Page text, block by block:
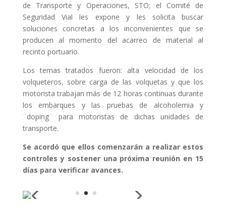
de Transporte y Operaciones, STO; el Comité de
Seguridad Vial les expone y les solicita buscar
soluciones concretas a los inconvenientes que se
producen al momento del acarreo de material al
recinto portuario.
Los temas tratados fueron: alta velocidad de los
volqueteros, sobre carga de las volquetas y que los
motorista trabajan más de 12 horas continuas durante
los embarques y las pruebas de alcoholemia y
¨doping¨ para motoristas de dichas unidades de
transporte.
Se acordó que ellos comenzarán a realizar estos
controles y sostener una próxima reunión en 15
días para verificar avances.